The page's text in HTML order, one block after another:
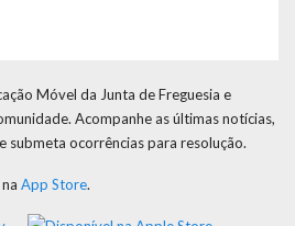
Móvel da Junta de Freguesia e
Acompanhe as últimas notícias,
submeta ocorrências para resolução.
App Store.